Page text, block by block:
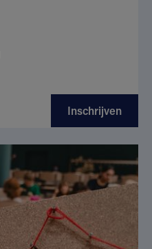
Inschrijven